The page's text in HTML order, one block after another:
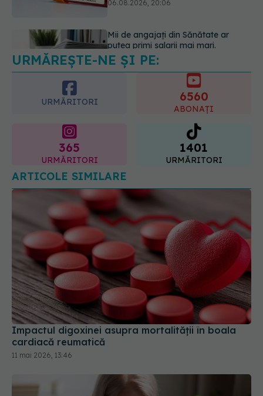
06.08.2026, 19:26
Alergia la ambrozie: 4 lucruri
esențiale despre simptome,
prevenție și tratament, explicate de
dr. Tudor Ciuhodaru
URMĂREȘTE-NE ȘI PE:
URMĂRITORI 6560
ABONAȚI
URMĂRITORI
1401
URMĂRITORI
ARTICOLE SIMILARE
Impactul digoxinei asupra mortalității în boala
cardiacă reumatică
11 mai 2026, 13:46